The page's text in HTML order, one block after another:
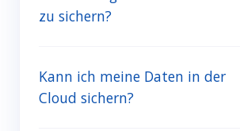
zu sichern?
Kann ich meine Daten in der
Cloud sichern?